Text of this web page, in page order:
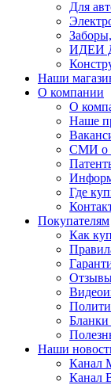
Для
ИДЕИ
Наши
О компании
О
Наше
СМИ о
Где
Покупателям
Как
Бланки
Наши
Канал
Канал